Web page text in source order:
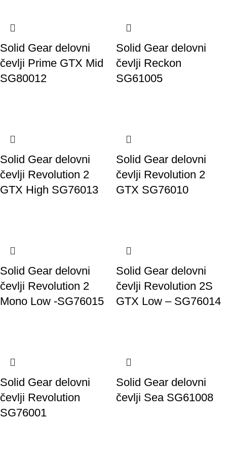
Solid Gear delovni
čevlji Prime GTX Mid
SG80012
Solid Gear delovni
čevlji Reckon
SG61005
Solid Gear delovni
čevlji Revolution 2
GTX High SG76013
Solid Gear delovni
čevlji Revolution 2
GTX SG76010
Solid Gear delovni
čevlji Revolution 2
Mono Low -SG76015
Solid Gear delovni
čevlji Revolution 2S
GTX Low – SG76014
Solid Gear delovni
čevlji Revolution
SG76001
Solid Gear delovni
čevlji Sea SG61008